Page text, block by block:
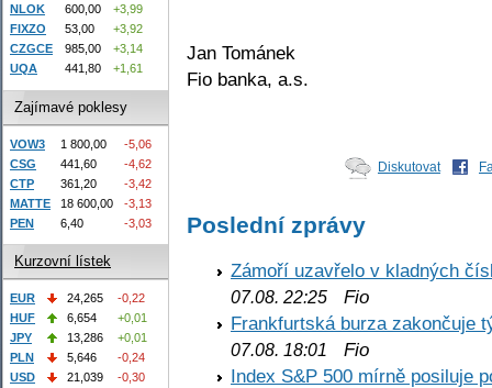
Jan Tománek
Fio banka, a.s.
Diskutovat
Poslední zprávy
Zámoří uzavřelo v kladných
07.08. 22:25 Fio
Frankfurtská burza zakončuje
07.08. 18:01
Fio
Index S&P 500 mírně posiluje
NLOK
600,00
+3,99
FIXZO
53,00
+3,92
CZGCE
985,00
+3,14
UQA
441,80 +1,61
Zajímavé poklesy
VOW3 1 800,00
-5,06
CSG
441,60
-4,62
CTP
361,20
-3,42
MATTE
18 600,00
-3,13
PEN
6,40 -3,03
Kurzovní lístek
EUR 24,265
-0,22
HUF
6,654
+0,01
JPY
13,286
+0,01
PLN
5,646
-0,24
USD
21,039 -0,30